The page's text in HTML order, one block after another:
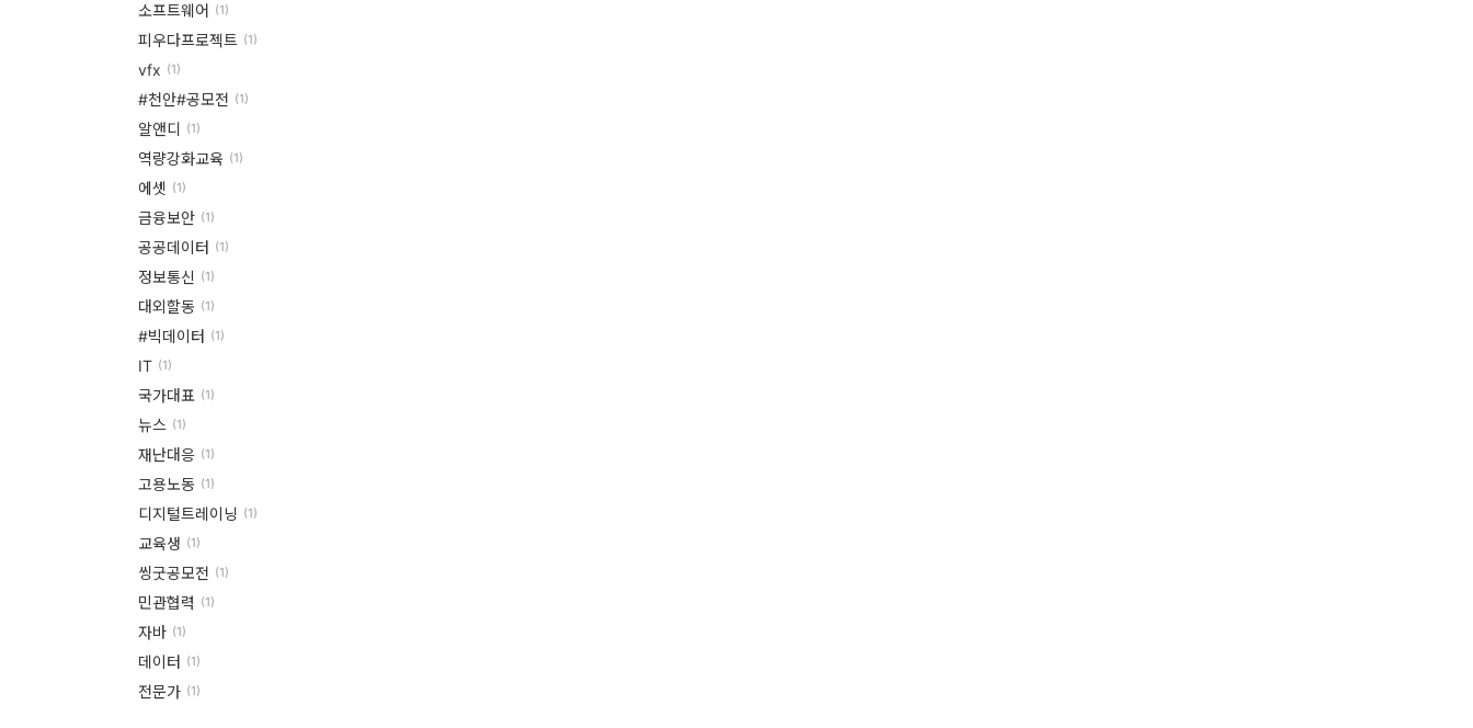
소프트웨어 (1)
피우다프로젝트 (1)
vfx (1)
#천안#공모전 (1)
알앤디 (1)
역량강화교육 (1)
에셋 (1)
금융보안 (1)
공공데이터 (1)
정보통신 (1)
대외할동 (1)
#빅데이터 (1)
IT (1)
국가대표 (1)
뉴스 (1)
재난대응 (1)
고용노동 (1)
디지털트레이닝 (1)
교육생 (1)
씽굿공모전 (1)
민관협력 (1)
자바 (1)
데이터 (1)
전문가 (1)